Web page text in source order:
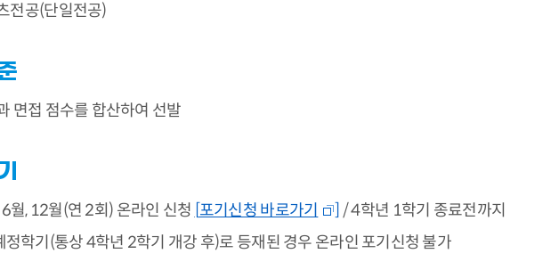
전공(단일전공)
면접 점수를 합산하여 선발
월, 12월(연 2회) 온라인 신청 포기신청 바로가기
/ 4학년 1학기 종료전까지
정학기(통상 4학년 2학기 개강 후)로 등재된 경우 온라인 포기신청 불가